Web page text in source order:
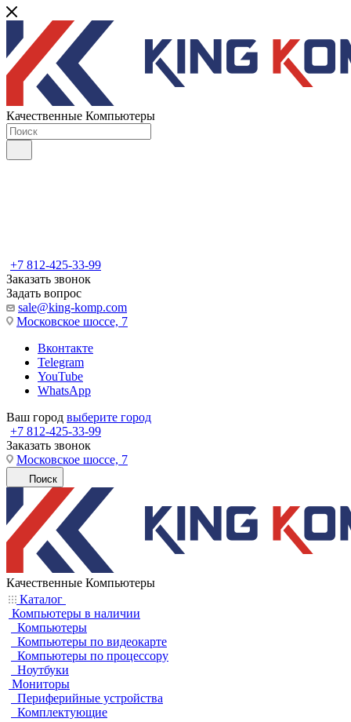
Качественные Компьютеры
+7 812-425-33-99
Заказать звонок
Задать вопрос
sale@king-komp.com
Московское шоссе, 7
Вконтакте
Telegram
YouTube
WhatsApp
Ваш город выберите город
+7 812-425-33-99
Заказать звонок
Московское шоссе, 7
Поиск
Качественные Компьютеры
Каталог
Компьютеры в наличии
Компьютеры
Компьютеры по видеокарте
Компьютеры по процессору
Ноутбуки
Мониторы
Периферийные устройства
Комплектующие